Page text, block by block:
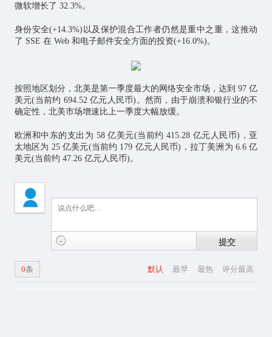
微软增长了 32.3%。
身份安全(+14.3%)以及保护混合工作者仍然是重中之重，这推动
了 SSE 在 Web 和电子邮件安全方面的投资(+16.0%)。
按照地区划分，北美是第一季度最大的网络安全市场，达到 97 亿
美元(当前约 694.52 亿元人民币)。然而，由于崩溃和银行业的不
确定性，北美市场增速比上一季度大幅放缓。
欧洲和中东的支出为 58 亿美元(当前约 415.28 亿元人民币)，亚
太地区为 25 亿美元(当前约 179 亿元人民币)，拉丁美洲为 6.6 亿
美元(当前约 47.26 亿元人民币)。
提交
默认 最早 最热 评分最高
0条